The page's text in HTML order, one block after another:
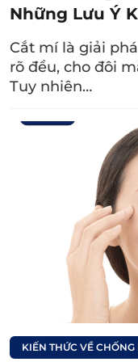
Bước 4:
Bác
cắt bỏ da
dùng chỉ định
Bước 5:
và
mắt, cắt chỉ.
4. Cắt mắt
Những Lưu Ý
Cắt mí là giải
rõ đều, cho đôi
Tuy nhiên…
KIẾN THỨC VỀ